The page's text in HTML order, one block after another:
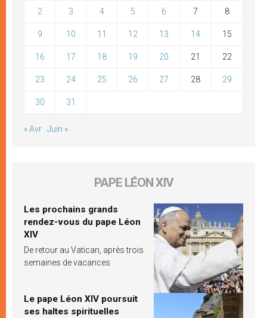
2 3 4 5 6 7 8
9 10 11 12 13 14 15
16 17 18 19 20 21 22
23 24 25 26 27 28 29
30 31
« Avr Juin »
PAPE LÉON XIV
Les prochains grands
rendez-vous du pape Léon
XIV
De retour au Vatican, après trois
semaines de vacances
Le pape Léon XIV poursuit
ses haltes spirituelles